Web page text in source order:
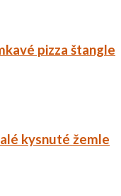
pizza štangle
kysnuté žemle